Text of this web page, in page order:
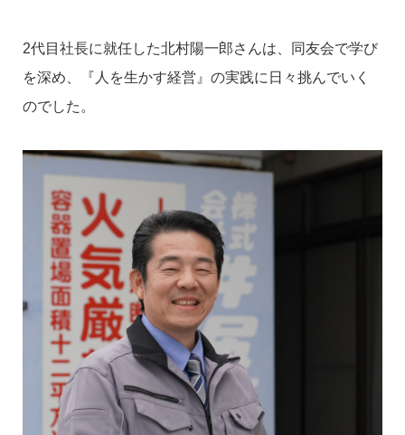
2代目社長に就任した北村陽一郎さんは、同友会で学び
を深め、『人を生かす経営』の実践に日々挑んでいく
のでした。